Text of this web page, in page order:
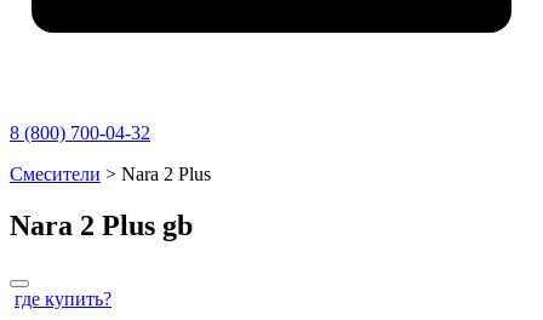
8 (800) 700-04-32
Перейти
содержимому
Смесители > Nara 2 Plus
Nara 2 Plus gb
где купить?